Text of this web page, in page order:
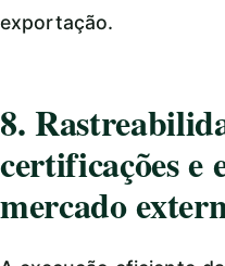
exportação.
8.
certificações e
mercado